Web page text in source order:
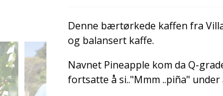
Denne bærtørkede kaffen fra
og balansert kaffe.
Navnet Pineapple kom da Q-
fortsatte å si.."Mmm ..piña"